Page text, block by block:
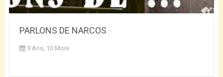
PARLONS DE NARCOS
9 Ans, 10 Mois